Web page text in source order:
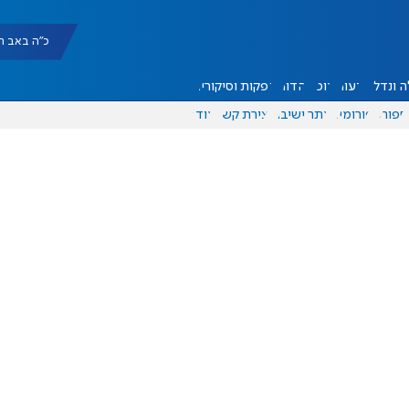
כ"ה באב תשפ"ו
ונדל"ן דעות אוכל יהדות הפקות וסיקורים
ספורט פורומים אתר ישיבה יצירת קשר עוד